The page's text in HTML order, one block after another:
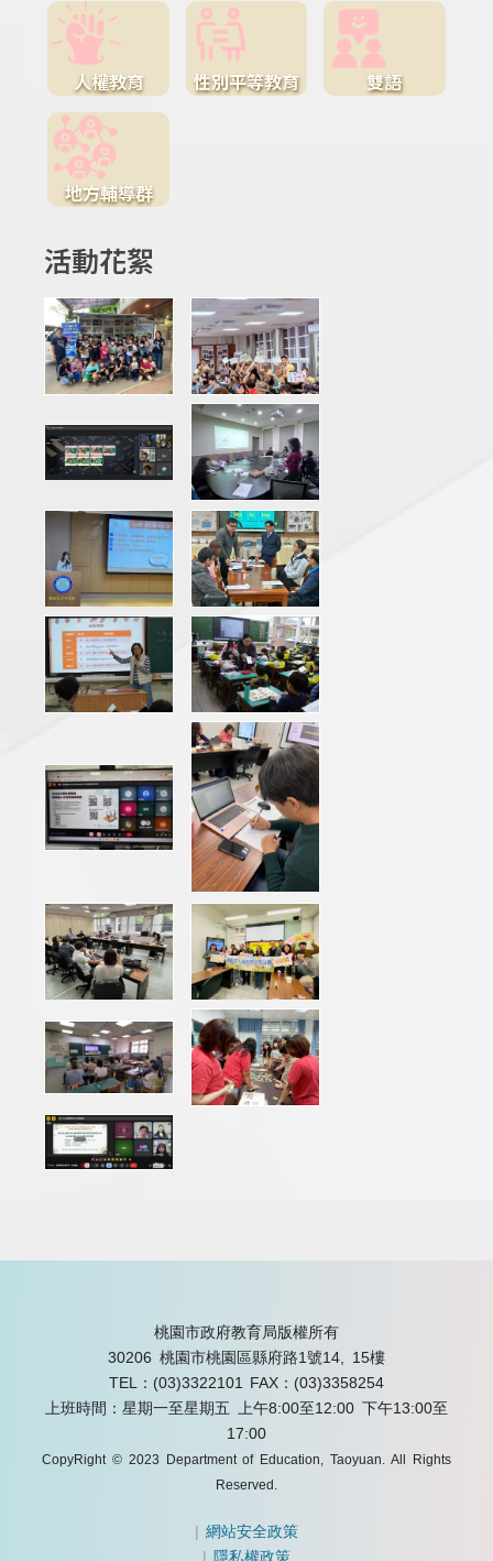
人權教育 性別平等教育 雙語
地方輔導群
活動花絮
桃園市政府教育局版權所有
30206 桃園市桃園區縣府路1號14, 15樓
TEL：(03)3322101
FAX：(03)3358254
上班時間：星期一至星期五 上午8:00至12:00 下午13:00至
17:00
CopyRight © 2023 Department of Education, Taoyuan. All Rights
Reserved.
|網站安全政策
| 隱私權政策